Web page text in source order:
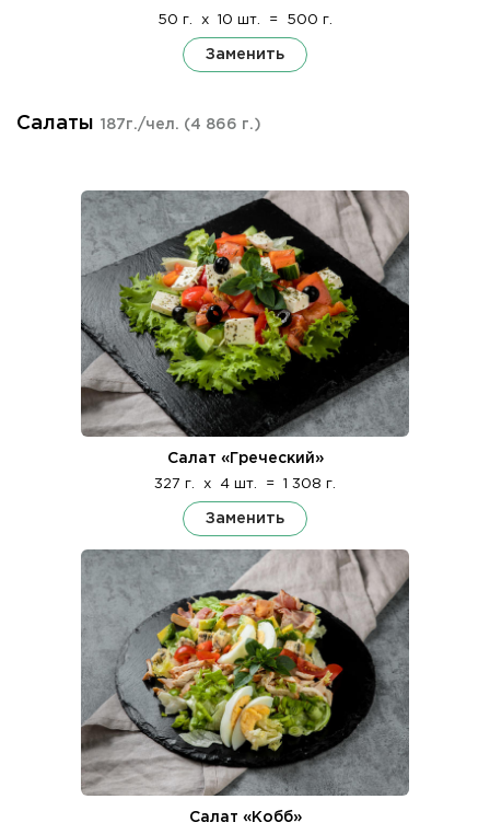
50 г. x 10 шт. = 500 г.
Заменить
Салаты 187г./чел. (4 866 г.)
Салат «Греческий»
327 г. x 4 шт. = 1 308 г.
Заменить
Салат «Кобб»